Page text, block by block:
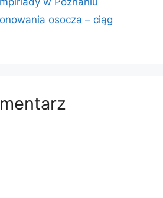
osocza – ciąg